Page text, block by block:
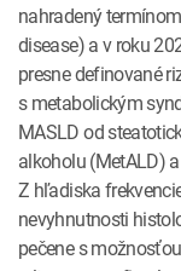
nahradený
disease) a v roku
presne definované
s metabolickým
MASLD od
alkoholu (MetALD)
Z hľadiska
nevyhnutnosti
pečene s